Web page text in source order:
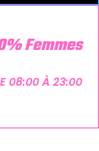
Femmes
- Vendredi
08:00 À 23:00